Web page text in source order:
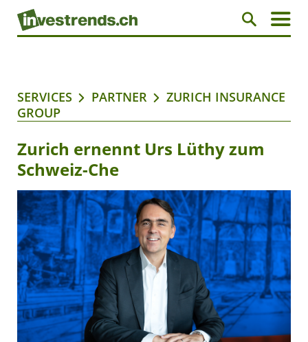
SERVICES PARTNER
ZURICH INSURANCE
GROUP
Zurich ernennt Urs Lüthy zum
Schweiz-Che